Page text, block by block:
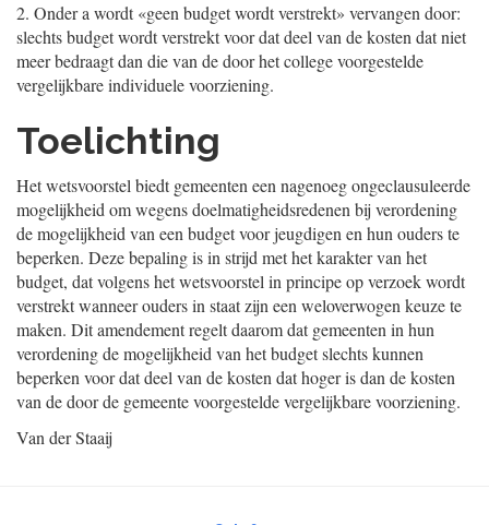
2. Onder a wordt «geen budget wordt verstrekt» vervangen door:
slechts budget wordt verstrekt voor dat deel van de kosten dat niet
meer bedraagt dan die van de door het college voorgestelde
vergelijkbare individuele voorziening.
Toelichting
Het wetsvoorstel biedt gemeenten een nagenoeg ongeclausuleerde
mogelijkheid om wegens doelmatigheidsredenen bij verordening
de mogelijkheid van een budget voor jeugdigen en hun ouders te
beperken. Deze bepaling is in strijd met het karakter van het
budget, dat volgens het wetsvoorstel in principe op verzoek wordt
verstrekt wanneer ouders in staat zijn een weloverwogen keuze te
maken. Dit amendement regelt daarom dat gemeenten in hun
verordening de mogelijkheid van het budget slechts kunnen
beperken voor dat deel van de kosten dat hoger is dan de kosten
van de door de gemeente voorgestelde vergelijkbare voorziening.
Van der Staaij